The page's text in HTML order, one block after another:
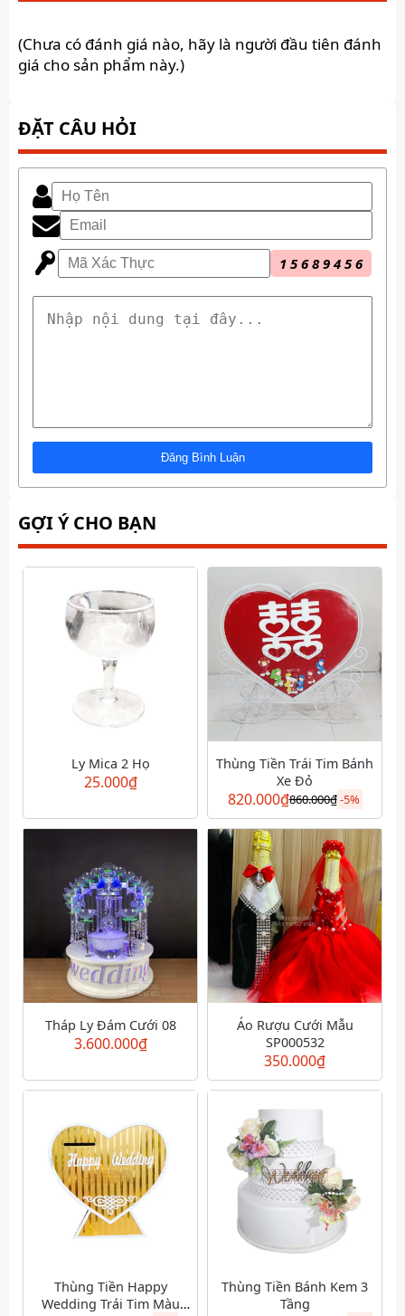
(Chưa có đánh giá nào, hãy là người đầu tiên đánh
giá cho sản phẩm này.)
ĐẶT CÂU HỎI
1 5 6 8 9 4 5 6
GỢI Ý CHO BẠN
Ly Mica 2 Họ
25.000₫
Thùng Tiền Trái Tim Bánh
Xe Đỏ
820.000₫860.000₫-5%
Tháp Ly Đám Cưới 08
3.600.000₫
Áo Rượu Cưới Mẫu
SP000532
350.000₫
Thùng Tiền Happy
Wedding Trái Tim Màu
Thùng Tiền Bánh Kem 3
Tầng